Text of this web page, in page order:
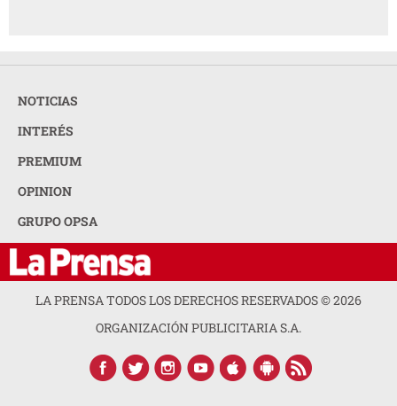
NOTICIAS
INTERÉS
PREMIUM
OPINION
GRUPO OPSA
LA PRENSA TODOS LOS DERECHOS RESERVADOS ©2026
ORGANIZACIÓN PUBLICITARIA S.A.